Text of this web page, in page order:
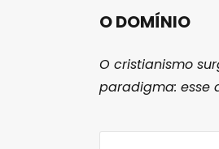
O DOMÍNIO
O cristianismo
paradigma: esse